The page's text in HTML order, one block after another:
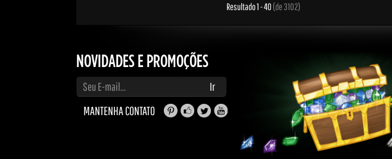
Resultado 1 - 40(de 3102)
NOVIDADES E PROMOÇÕES
Digite seu e-mail para receber atualizações e promoções Ir
MANTENHA CONTATO